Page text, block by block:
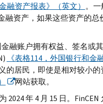
融资产报表》（英文） 。
资产，如果这些资产的
融账户拥有权益、签名或
) 《表格114，外国银行和金
居民，即使是相对较小
网站获取。
2024 年 4 月 15 日。 FinCEN